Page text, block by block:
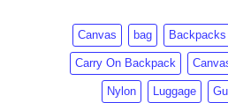
Backpacks
bag
Canvas
Carry On Backpack
Luggage
Nylon